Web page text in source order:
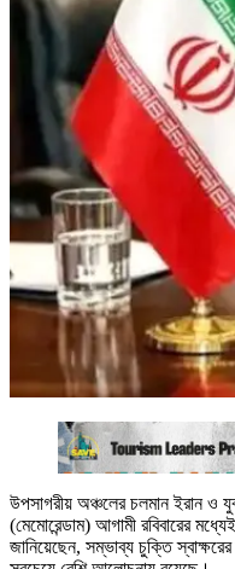
উপসাগরীয় অঞ্চলের চলমান ইরান ও
(মেমোরেন্ডাম) আগামী রবিবারের
জানিয়েছেন, সম্ভাব্য চুক্তি